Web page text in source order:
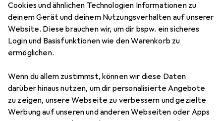
Cookies und ähnlichen Technologien Informationen zu
deinem Gerät und deinem Nutzungsverhalten auf unserer
Website. Diese brauchen wir, um dir bspw. ein sicheres
Login und Basisfunktionen wie den Warenkorb zu
ermöglichen.
Wenn du allem zustimmst, können wir diese Daten
darüber hinaus nutzen, um dir personalisierte Angebote
zu zeigen, unsere Webseite zu verbessern und gezielte
Werbung auf unseren und anderen Webseiten oder Apps
2 Bilder
PferdPOLIVLIESKlettrondenhalter
PVKRH M4
Preis in EUR inkl. MwSt.
EUR
40,46
Bewertungen